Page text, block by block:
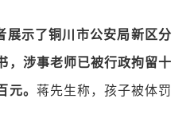
展示了铜川市公安局新区分
，涉事老师已被行政拘留十
元。 蒋先生称，孩子被体罚